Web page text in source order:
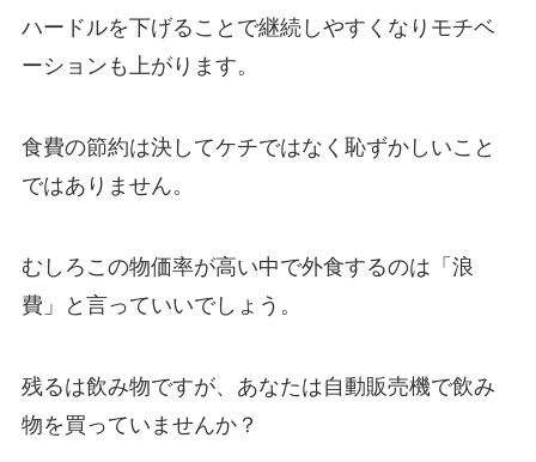
ハードルを下げることで継続しやすくなりモチベ
ーションも上がります。
食費の節約は決してケチではなく恥ずかしいこと
ではありません。
むしろこの物価率が高い中で外食するのは「浪
費」と言っていいでしょう。
残るは飲み物ですが、あなたは自動販売機で飲み
物を買っていませんか？